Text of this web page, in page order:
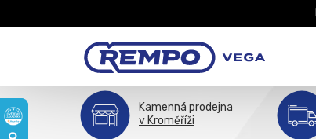
Kamenná prodejna
v Kroměříži